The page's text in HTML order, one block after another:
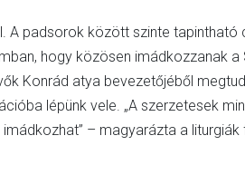
padsorok között szinte tapintható
hogy közösen imádkozzanak a
Konrád atya bevezetőjéből
lépünk vele. „A szerzetesek
– magyarázta a liturgiák